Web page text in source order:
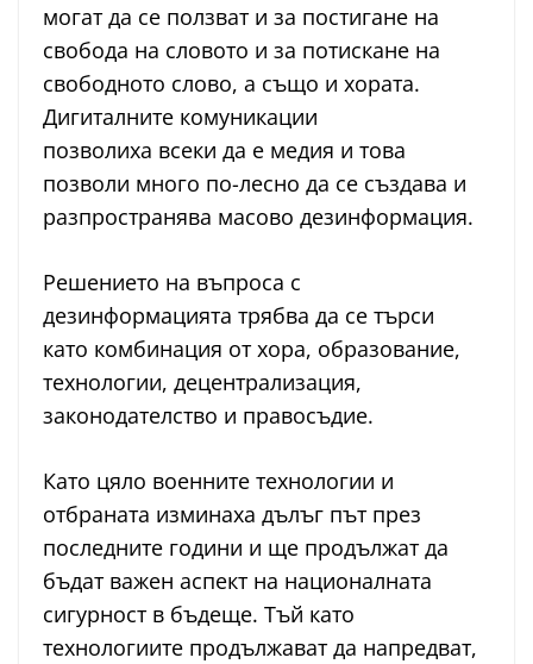
могат да се ползват и за постигане на
свобода на словото и за потискане на
свободното слово, а също и хората.
Дигиталните комуникации
позволиха всеки да е медия и това
позволи много по-лесно да се създава и
разпространява масово дезинформация.
Решението на въпроса с
дезинформацията трябва да се търси
като комбинация от хора, образование,
технологии, децентрализация,
законодателство и правосъдие.
Като цяло военните технологии и
отбраната изминаха дълъг път през
последните години и ще продължат да
бъдат важен аспект на националната
сигурност в бъдеще. Тъй като
технологиите продължават да напредват,